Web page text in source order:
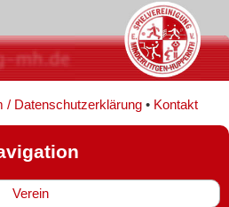
/ Datenschutzerklärung • Kontakt
Verein